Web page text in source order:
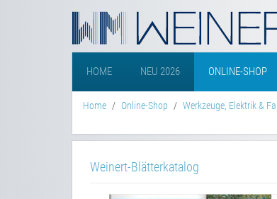
HOME NEU 2026 ONLINE-SHOP
Home Online-Shop Werkzeuge, Elektrik &
Weinert-Blätterkatalog